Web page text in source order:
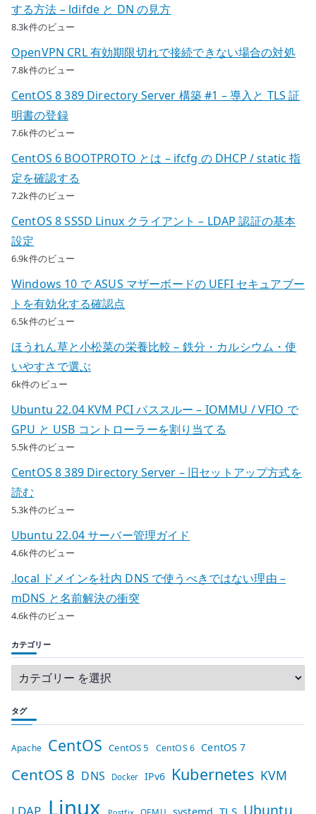
する方法 – ldifde と DN の見方
8.3k件のビュー
OpenVPN CRL 有効期限切れで接続できない場合の対処
7.8k件のビュー
CentOS 8 389 Directory Server 構築 #1 – 導入と TLS 証
明書の登録
7.6k件のビュー
CentOS 6 BOOTPROTO とは – ifcfg の DHCP / static 指
定を確認する
7.2k件のビュー
CentOS 8 SSSD Linux クライアント – LDAP 認証の基本
設定
6.9k件のビュー
Windows 10 で ASUS マザーボードの UEFI セキュアブー
トを有効化する確認点
6.5k件のビュー
ほうれん草と小松菜の栄養比較 – 鉄分・カルシウム・使
いやすさで選ぶ
6k件のビュー
Ubuntu 22.04 KVM PCI パススルー – IOMMU / VFIO で
GPU と USB コントローラーを割り当てる
5.5k件のビュー
CentOS 8 389 Directory Server – 旧セットアップ方式を
読む
5.3k件のビュー
Ubuntu 22.04 サーバー管理ガイド
4.6k件のビュー
.local ドメインを社内 DNS で使うべきではない理由 –
mDNS と名前解決の衝突
4.6k件のビュー
カテゴリー
タグ
Apache CentOS CentOS 5 CentOS 6 CentOS 7
CentOS 8 DNS Docker IPv6 Kubernetes KVM
Linux